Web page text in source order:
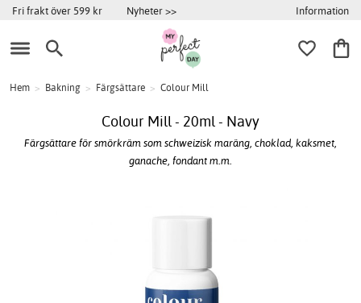
Fri frakt över 599 kr Nyheter >> Information
Hem > Bakning > Färgsättare > Colour Mill
Colour Mill - 20ml - Navy
Färgsättare för smörkräm som schweizisk maräng, choklad, kaksmet,
ganache, fondant m.m.